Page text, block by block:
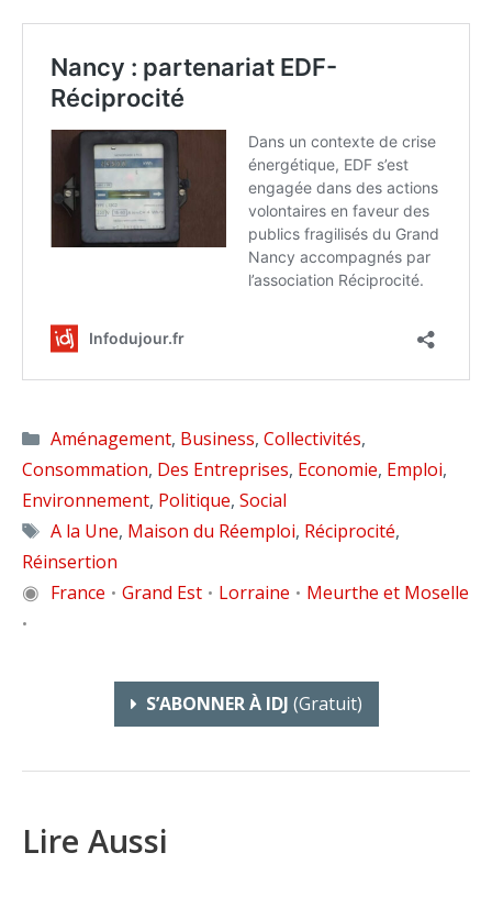
Catégories
Aménagement, Business, Collectivités,
Consommation, Des Entreprises, Economie, Emploi,
Environnement, Politique, Social
Étiquettes
A la Une, Maison du Réemploi, Réciprocité,
Réinsertion
◉ France • Grand Est • Lorraine • Meurthe et Moselle
•
S’ABONNER À IDJ (gratuit)
Lire Aussi